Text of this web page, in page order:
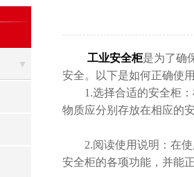
工业安全柜是为了确
安全。以下是如何正确使
1.选择合适的安全柜：
物质应分别存放在相应的安
2.阅读使用说明：在使
安全柜的各项功能，并能